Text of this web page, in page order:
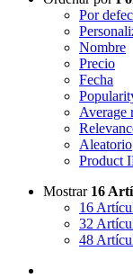
Por
Nombre
Precio
Fecha
Average
Aleatorio
Product
Mostrar 16
16
32
48